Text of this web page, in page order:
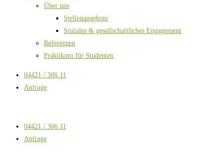
Über uns
Stellenangebote
Soziales & gesellschaftliches Engagement
Referenzen
Praktikum für Studenten
04421 / 306 11
Anfrage
04421 / 306 11
Anfrage